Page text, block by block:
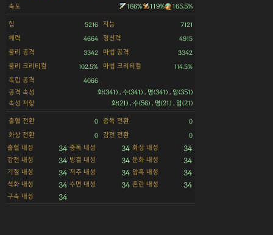
속도 166% 119% 165.5%
힘 5216 지능 7121
체력 4664 정신력 4915
물리 공격 3342 마법 공격 3342
물리 크리티컬 102.5% 마법 크리티컬 114.5%
독립 공격 4066
공격 속성
화(341) , 수(341) , 명(341) , 암(351)
속성 저항
화(21) , 수(56) , 명(21) , 암(21)
출혈 전환 0 중독 전환 0
화상 전환 0 감전 전환 0
출혈 내성 34 중독 내성 34 화상 내성 34
감전 내성 34 빙결 내성 34 둔화 내성 34
기절 내성 34 저주 내성 34 암흑 내성 34
석화 내성 34 수면 내성 34 혼란 내성 34
구속 내성 34